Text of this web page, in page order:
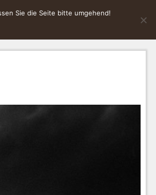
Sie die Seite bitte umgehend!